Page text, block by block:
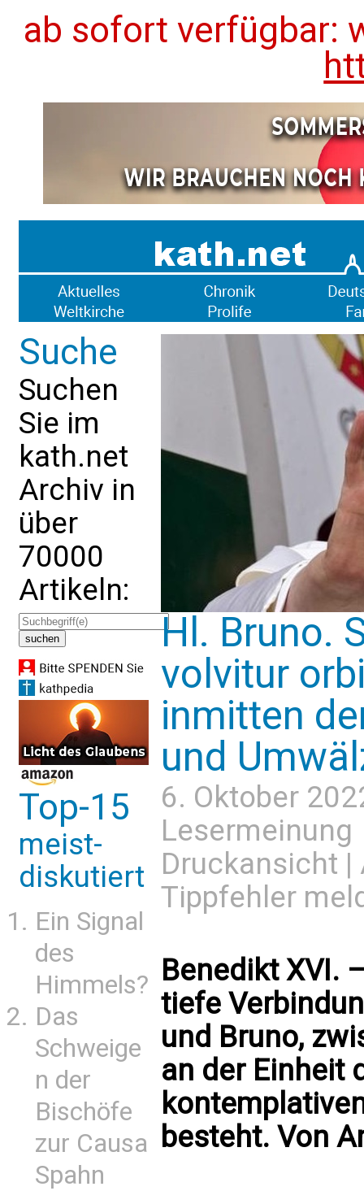
ab sofort verfügbar:
Suche
Suchen
Sie im
kath.net
Archiv in
über
70000
Artikeln:
Top-15
meist-
diskutiert
Ein Signal
des
Himmels?
Das
Schweige
n der
Bischöfe
zur Causa
Spahn
Hl. Bruno.
volvitur
inmitten
und
6. Oktober
Lesermeinung
Druckansicht |
Tippfehler
Benedikt XVI.
tiefe
und Bruno,
an der Einheit
besteht. Von